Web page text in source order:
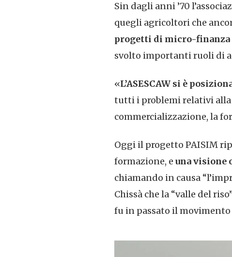
Sin dagli anni ’70
quegli agricoltori che
progetti di micro-
svolto importanti ruoli di
«L’ASESCAW si è
tutti i problemi relativi alla
commercializzazione, la
Oggi il progetto PAISIM
formazione, e una visione
chiamando in causa
Chissà che la “valle del
fu in passato il movimento